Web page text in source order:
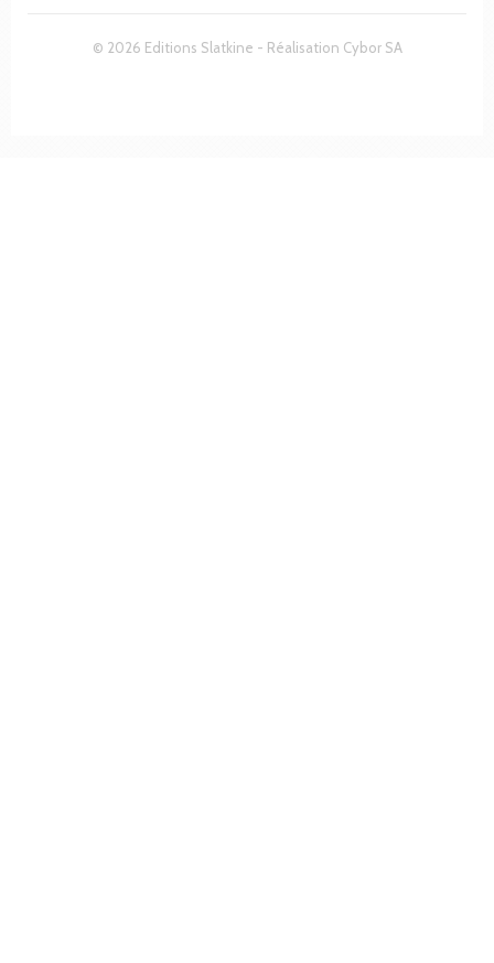
© 2026 Editions Slatkine - Réalisation Cybor SA